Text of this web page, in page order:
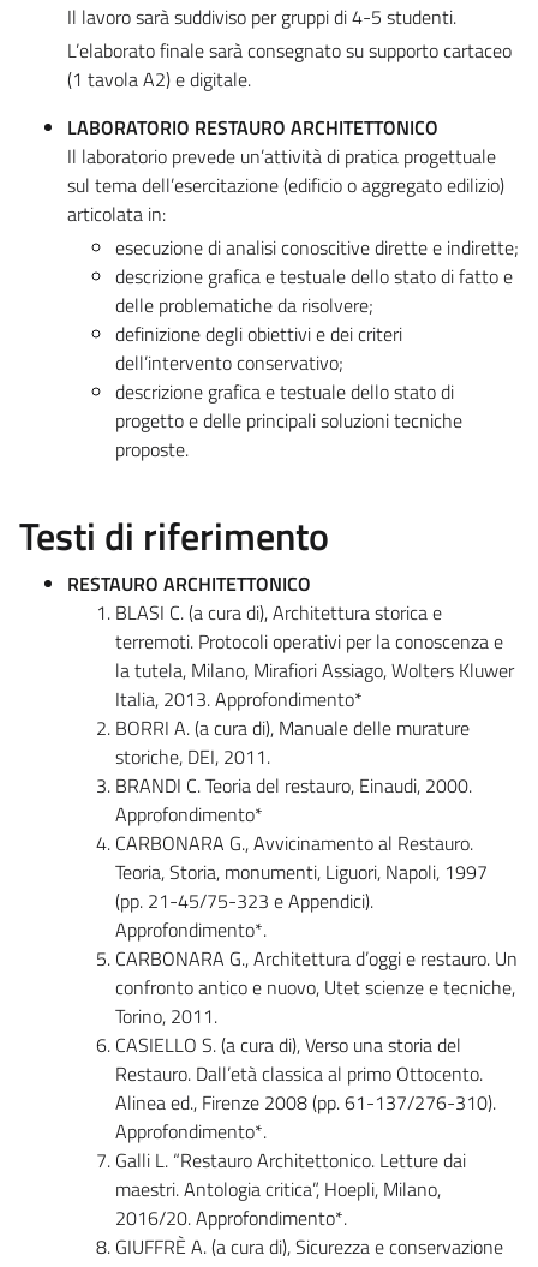
Il lavoro sarà suddiviso per gruppi di 4-5 studenti.
L’elaborato finale sarà consegnato su supporto cartaceo
(1 tavola A2) e digitale.
LABORATORIO RESTAURO ARCHITETTONICO
Il laboratorio prevede un’attività di pratica progettuale
sul tema dell’esercitazione (edificio o aggregato edilizio)
articolata in:
esecuzione di analisi conoscitive dirette e indirette;
descrizione grafica e testuale dello stato di fatto e
delle problematiche da risolvere;
definizione degli obiettivi e dei criteri
dell’intervento conservativo;
descrizione grafica e testuale dello stato di
progetto e delle principali soluzioni tecniche
proposte.
Testi di riferimento
RESTAURO ARCHITETTONICO
BLASI C. (a cura di), Architettura storica e
terremoti. Protocoli operativi per la conoscenza e
la tutela, Milano, Mirafiori Assiago, Wolters Kluwer
Italia, 2013. Approfondimento*
BORRI A. (a cura di), Manuale delle murature
storiche, DEI, 2011.
BRANDI C. Teoria del restauro, Einaudi, 2000.
Approfondimento*
CARBONARA G., Avvicinamento al Restauro.
Teoria, Storia, monumenti, Liguori, Napoli, 1997
(pp. 21-45/75-323 e Appendici).
Approfondimento*.
CARBONARA G., Architettura d’oggi e restauro. Un
confronto antico e nuovo, Utet scienze e tecniche,
Torino, 2011.
CASIELLO S. (a cura di), Verso una storia del
Restauro. Dall’età classica al primo Ottocento.
Alinea ed., Firenze 2008 (pp. 61-137/276-310).
Approfondimento*.
Galli L. “Restauro Architettonico. Letture dai
maestri. Antologia critica”, Hoepli, Milano,
2016/20. Approfondimento*.
GIUFFRÈ A. (a cura di), Sicurezza e conservazione